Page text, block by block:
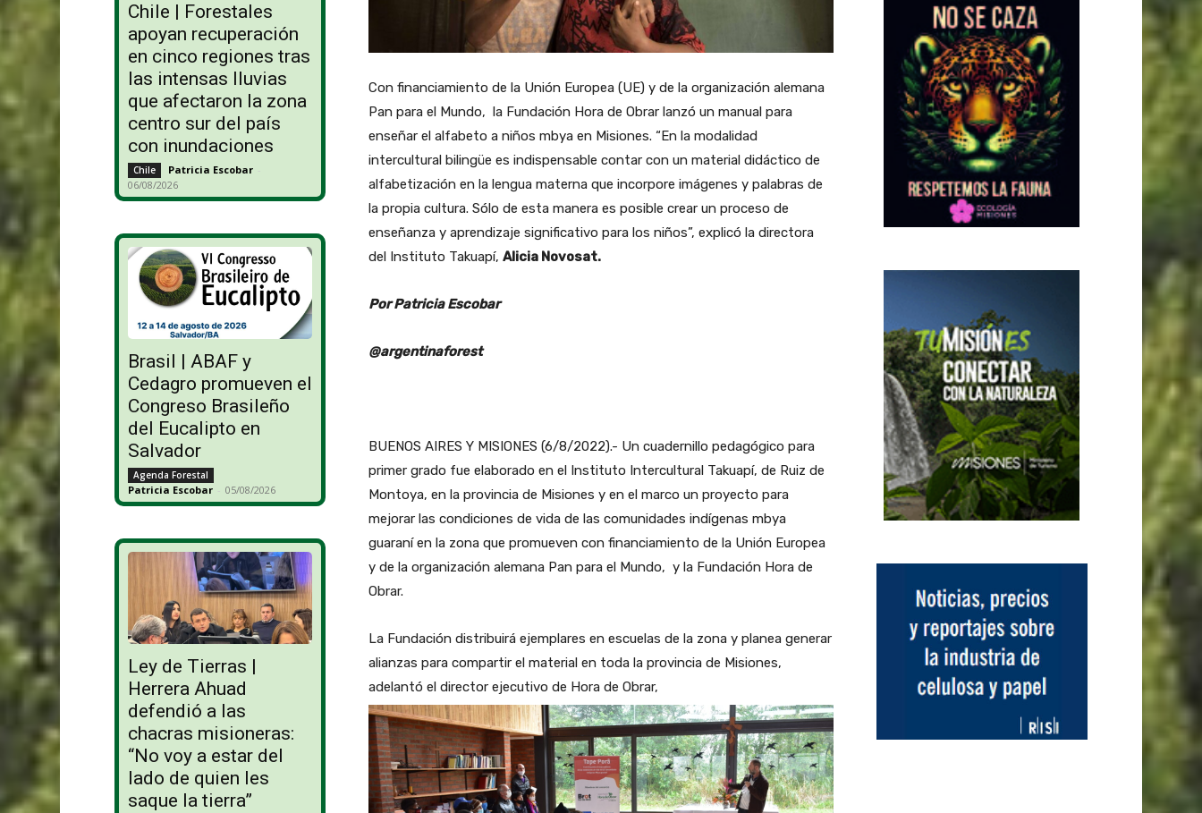
Chile | Forestales
apoyan recuperación
en cinco regiones tras
las intensas lluvias
que afectaron la zona
centro sur del país
con inundaciones
Chile Patricia Escobar -
06/08/2026
Brasil | ABAF y
Cedagro promueven el
Congreso Brasileño
del Eucalipto en
Salvador
Agenda Forestal
Patricia Escobar - 05/08/2026
Ley de Tierras |
Herrera Ahuad
defendió a las
chacras misioneras:
“No voy a estar del
lado de quien les
saque la tierra”
Con financiamiento de la Unión Europea (UE) y de la organización alemana
Pan para el Mundo, la Fundación Hora de Obrar lanzó un manual para
enseñar el alfabeto a niños mbya en Misiones. “En la modalidad
intercultural bilingüe es indispensable contar con un material didáctico de
alfabetización en la lengua materna que incorpore imágenes y palabras de
la propia cultura. Sólo de esta manera es posible crear un proceso de
enseñanza y aprendizaje significativo para los niños”, explicó la directora
del Instituto Takuapí, Alicia Novosat.
Por Patricia Escobar
@argentinaforest
BUENOS AIRES Y MISIONES (6/8/2022).- Un cuadernillo pedagógico para
primer grado fue elaborado en el Instituto Intercultural Takuapí, de Ruiz de
Montoya, en la provincia de Misiones y en el marco un proyecto para
mejorar las condiciones de vida de las comunidades indígenas mbya
guaraní en la zona que promueven con financiamiento de la Unión Europea
y de la organización alemana Pan para el Mundo, y la Fundación Hora de
Obrar.
La Fundación distribuirá ejemplares en escuelas de la zona y planea generar
alianzas para compartir el material en toda la provincia de Misiones,
adelantó el director ejecutivo de Hora de Obrar,